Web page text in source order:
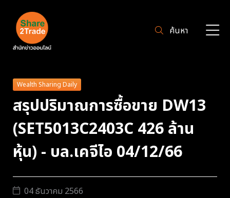
ค้นหา
Wealth Sharing Daily
สรุปปริมาณการซื้อขาย DW13
(SET5013C2403C 426 ล้าน
หุ้น) - บล.เคจีไอ 04/12/66
04 ธันวาคม 2566